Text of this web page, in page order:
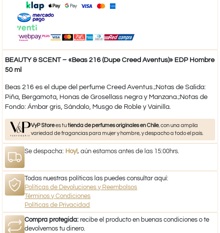
BEAUTY & SCENT – «Beas 216 (Dupe Creed Aventus)» EDP Hombre
50 ml
Beas 216 es el dupe del perfume Creed Aventus.;Notas de Salida:
Piña, Bergamota, Honas de Grosellass negra y Manzana.;Notas de
Fondo: Ámbar gris, Sándalo, Musgo de Roble y Vainilla.
VyP Storees tutienda de perfumes originales en Chile, con una amplia
variedad de fragancias para mujer y hombre, y despacho a todo el país.
Se despacha: Hoy!, aún estamos antes de las 15:00hrs.
Todas nuestras políticas las puedes consultar aquí:
Políticas de Devoluciones y Reembolsos
Términos y Condiciones
Políticas de Privacidad
Compra protegida: recibe el producto en buenas condiciones o te
devolvemos tu dinero.